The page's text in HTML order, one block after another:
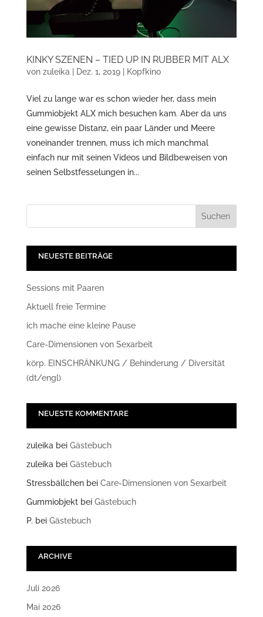
KINKY SZENEN – TIED UP IN RUBBER MIT ALX
von zuleika Dez. 1, 2019| Kopfkino
Viel zu lange war es schon wieder her, dass mein
Gummiobjekt ALX mich besuchen kam. Aber da uns
eine gewisse Distanz, ein paar Länder und Meere
voneinander trennen, muss ich mich manchmal
einfach nur mit seinen Videos und Bildbeweisen von
seinen Selbstfesselungen in...
NEUESTE BEITRÄGE
Sessions mit Paaren
Aktuell freie Termine
ich mache eine kleine Pause
Care-Dimensionen von Sexarbeit
körp. EINSCHRÄNKUNG / Behinderung / Diversität
(dt/engl)
NEUESTE KOMMENTARE
zuleika bei Gästebuch
zuleika bei Gästebuch
Stressbällchenbei Care-Dimensionen von Sexarbeit
Gummiobjektbei Gästebuch
P. bei Gästebuch
ARCHIVE
Juli 2026
Mai 2026